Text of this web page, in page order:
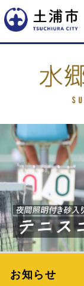
お知らせ